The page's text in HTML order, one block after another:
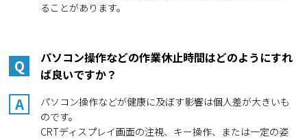
ることがあります。
Q
パソコン操作などの作業休止時間はどのようにすれ
ば良いですか？
A
パソコン操作などが健康に及ぼす影響は個人差が大きいも
のです。
CRTディスプレイ画面の注視、キー操作、または一定の姿